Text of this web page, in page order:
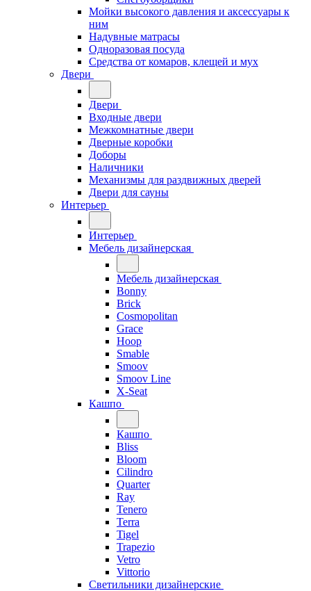
Мойки высокого давления и аксессуары к
ним
Надувные матрасы
Одноразовая посуда
Средства от комаров, клещей и мух
Двери
Двери
Входные двери
Межкомнатные двери
Дверные коробки
Доборы
Наличники
Механизмы для раздвижных дверей
Двери для сауны
Интерьер
Интерьер
Мебель дизайнерская
Мебель дизайнерская
Bonny
Brick
Cosmopolitan
Grace
Hoop
Smable
Smoov
Smoov Line
X-Seat
Кашпо
Кашпо
Bliss
Bloom
Cilindro
Quarter
Ray
Tenero
Terra
Tigel
Trapezio
Vetro
Vittorio
Светильники дизайнерские